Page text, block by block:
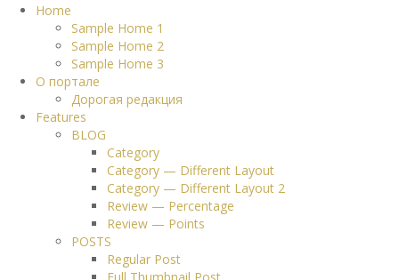
Home
Sample Home 1
Sample Home 2
Sample Home 3
О портале
Дорогая редакция
Features
BLOG
Category
Category — Different Layout
Category — Different Layout 2
Review — Percentage
Review — Points
POSTS
Regular Post